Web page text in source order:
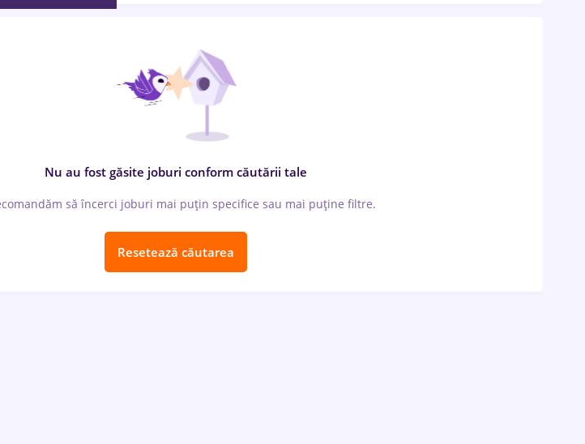
Nu au fost găsite joburi conform căutării tale
să încerci joburi mai puțin specifice sau mai puține filtre.
Resetează căutarea